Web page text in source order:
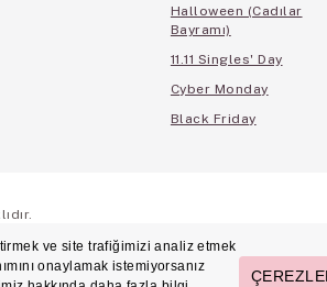
Halloween (Cadılar
Bayramı)
11.11 Singles' Day
Cyber Monday
Black Friday
Politikası Çerez Tercihleri